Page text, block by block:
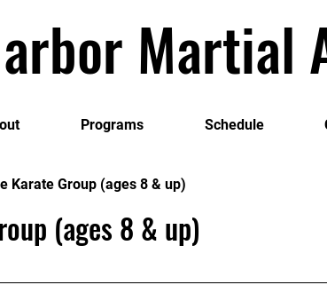
Martial
Programs Schedule
Karate Group (ages 8 & up)
(ages 8 & up)